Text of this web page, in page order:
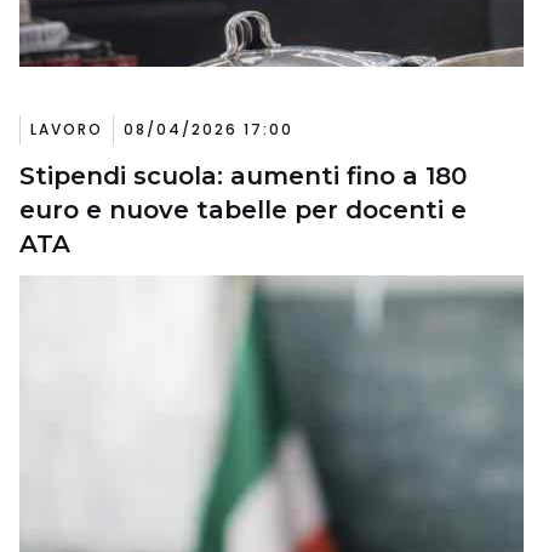
LAVORO 08/04/2026 17:00
Stipendi scuola: aumenti fino a 180
euro e nuove tabelle per docenti e
ATA